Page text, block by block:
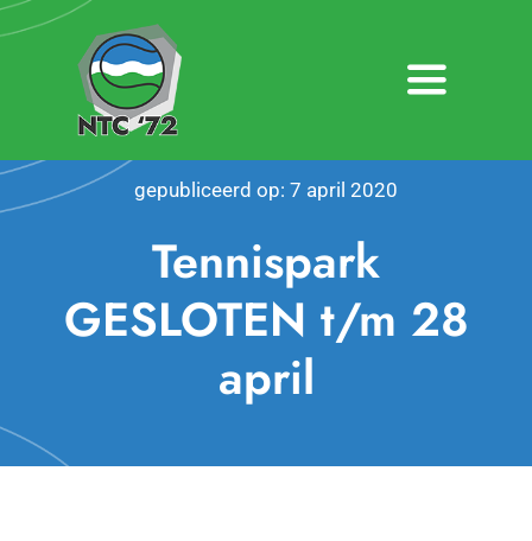
Ga
naar
Toggle
Home
Over NTC ’72
gepubliceerd op: 7 april 2020
Tennispark
GESLOTEN t/m 28
april